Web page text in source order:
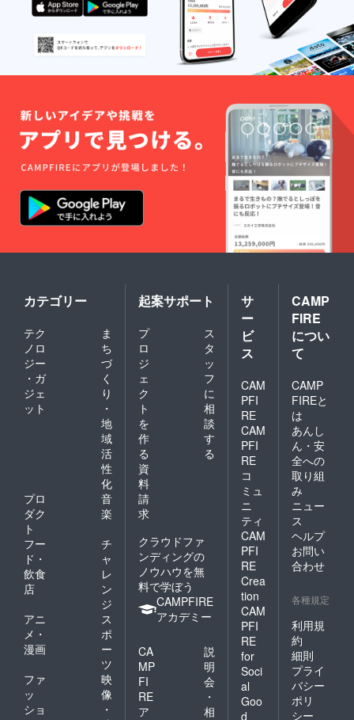
カテゴリー
テク
ノロ
ジー
・ガ
ジェ
ット
ま
ち
づ
く
り
・
地
域
活
性
化
プロ
ダク
ト
音
楽
フー
ド・
飲食
店
チ
ャ
レ
ン
ジ
アニ
メ・
漫画
ス
ポ
ー
ツ
ファ
ッ
ショ
映
像
・
起案サポート
プ
ロ
ジ
ェ
ク
ト
を
作
る
ス
タ
ッ
フ
に
相
談
す
る
資
料
請
求
クラウドファ
ンディングの
ノウハウを無
料で学ぼう
CAMPFIRE
アカデミー
CA
MP
FI
RE
ア
説
明
会
・
相
サ
ー
ビ
ス
CAM
PFI
RE
CAM
PFI
RE
コ
ミュ
ニ
ティ
CAM
PFI
RE
Crea
tion
CAM
PFI
RE
for
Soci
al
Goo
d
CAMP
FIRE
につい
て
CAMP
FIREと
は
あんし
ん・安
全への
取り組
み
ニュー
ス
ヘルプ
お問い
合わせ
各種規定
利用規
約
細則
プライ
バシー
ポリ
シー